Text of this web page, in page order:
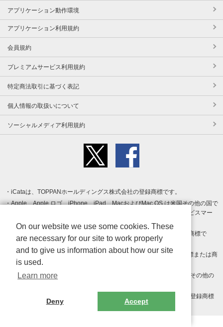
アプリケーション動作環境
アプリケーション利用規約
会員規約
プレミアムサービス利用規約
特定商法取引に基づく表記
個人情報の取扱いについて
ソーシャルメディア利用規約
iCataは、TOPPANホールディングス株式会社の登録商標です。
Apple、Apple ロゴ、iPhone、iPad、MacおよびMac OS は米国その他の国で
登録された Apple Inc. の商標です。App Store は Apple Inc. のサービスマー
クです。
Android、Google Play および Google Play ロゴ は Google LLC の商標で
す。
Windows は Microsoft Inc.の米国およびその他の国における登録商標または商
標です。
Adobe、Adobe Reader、Adobe PDF は、Adobe Inc.の米国およびその他の
その他、記載されている会社名、商品名、ロゴは各社の商標または登録商標
On our website we use some cookies. These
are necessary for our site to work properly
and to give us information about how our site
is used.
Learn more
Deny Accept